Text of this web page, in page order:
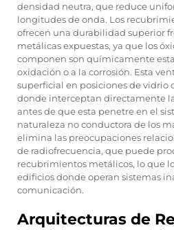
densidad neutra, que reduce
longitudes de onda. Los
ofrecen una durabilidad superior
metálicas expuestas, ya que los
componen son químicamente
oxidación o a la corrosión. Esta
superficial en posiciones de vidrio
donde interceptan directamente
antes de que esta penetre en el
naturaleza no conductora de los
elimina las preocupaciones
de radiofrecuencia, que puede
recubrimientos metálicos, lo que
edificios donde operan sistemas
comunicación.
Arquitecturas de